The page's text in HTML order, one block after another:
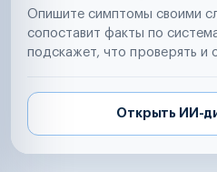
Опишите симптомы своими
сопоставит факты по
подскажет, что проверять и
Открыть ИИ-